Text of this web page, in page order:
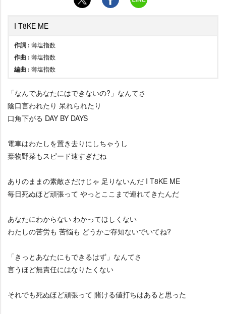
I T8KE ME
作詞 : 薄塩指数
作曲 : 薄塩指数
編曲 : 薄塩指数
「なんであなたにはできないの?」なんてさ
陰口言われたり 呆れられたり
口角下がる DAY BY DAYS
電車はわたしを置き去りにしちゃうし
葉物野菜もスピード速すぎだね
ありのままの素敵さだけじゃ 足りないんだ I T8KE ME
毎日死ぬほど頑張って やっとここまで連れてきたんだ
あなたにわからない わかってほしくない
わたしの苦労も 苦悩も どうかご存知ないでいてね?
「きっとあなたにもできるはず」なんてさ
言うほど無責任にはなりたくない
それでも死ぬほど頑張って 賭ける値打ちはあると思った